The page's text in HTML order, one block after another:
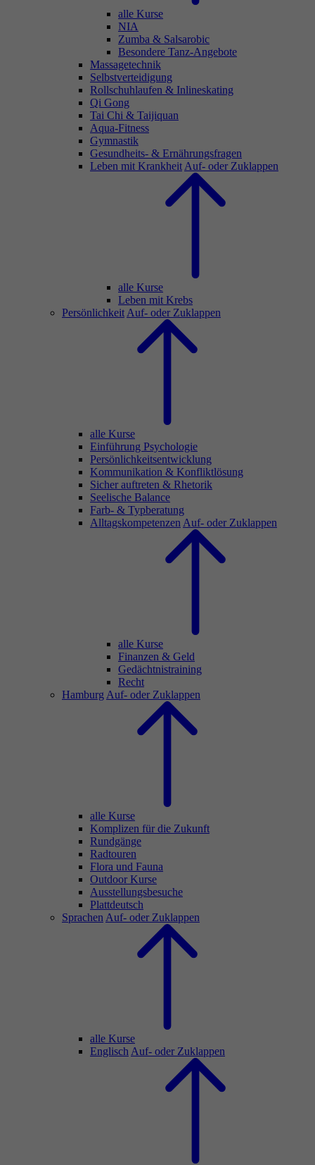
alle Kurse
NIA
Zumba & Salsarobic
Besondere Tanz-Angebote
Massagetechnik
Selbstverteidigung
Rollschuhlaufen & Inlineskating
Qi Gong
Tai Chi & Taijiquan
Aqua-Fitness
Gymnastik
Gesundheits- & Ernährungsfragen
Leben mit Krankheit Auf- oder Zuklappen
alle Kurse
Leben mit Krebs
Persönlichkeit Auf- oder Zuklappen
alle Kurse
Einführung Psychologie
Persönlichkeitsentwicklung
Kommunikation & Konfliktlösung
Sicher auftreten & Rhetorik
Seelische Balance
Farb- & Typberatung
Alltagskompetenzen Auf- oder Zuklappen
alle Kurse
Finanzen & Geld
Gedächtnistraining
Recht
Hamburg Auf- oder Zuklappen
alle Kurse
Komplizen für die Zukunft
Rundgänge
Radtouren
Flora und Fauna
Outdoor Kurse
Ausstellungsbesuche
Plattdeutsch
Sprachen Auf- oder Zuklappen
alle Kurse
Englisch Auf- oder Zuklappen